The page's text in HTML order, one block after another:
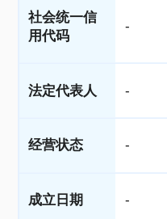
社会统一信
用代码
-
法定代表人 -
经营状态 -
成立日期 -